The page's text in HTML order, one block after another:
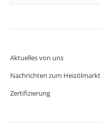
Aktuelles von uns
Nachrichten zum Heizölmarkt
Zertifizierung